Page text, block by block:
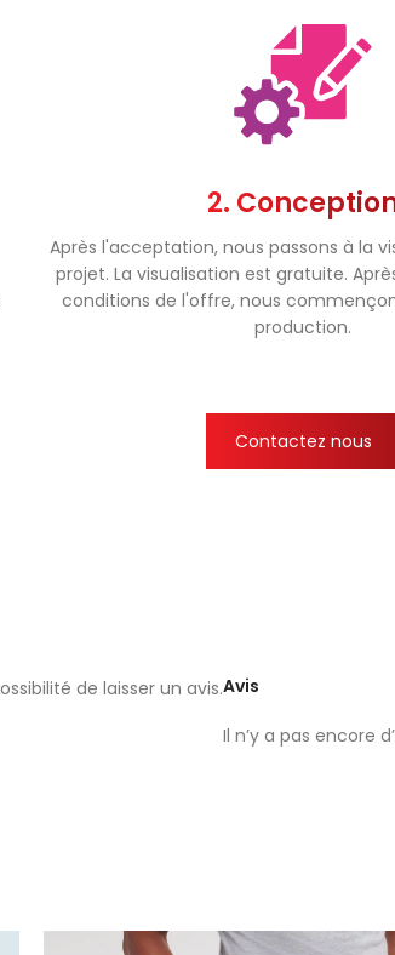
2.
Après l'acceptation, nous passons à la
projet. La visualisation est gratuite.
conditions de l'offre, nous
production.
Contactez nous
Avis
Il n’y a pas encore
de laisser un avis.